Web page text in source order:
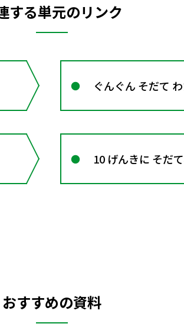
する単元のリンク
ぐんぐん そだて
10 げんきに そだ
おすすめの資料